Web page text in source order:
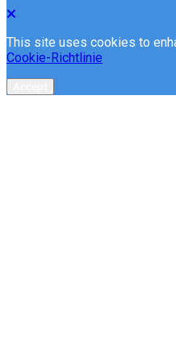
This site uses cookies to
Cookie-Richtlinie